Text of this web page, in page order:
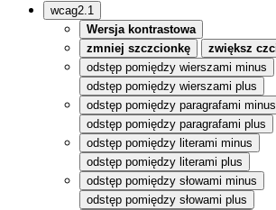
wcag2.1
Wersja kontrastowa
zmniej szczcionkę
zwiększ
odstęp pomiędzy wierszami minus
odstęp pomiędzy wierszami plus
odstęp pomiędzy paragrafami minus
odstęp pomiędzy paragrafami plus
odstęp pomiędzy literami minus
odstęp pomiędzy literami plus
odstęp pomiędzy słowami minus
odstęp pomiędzy słowami plus